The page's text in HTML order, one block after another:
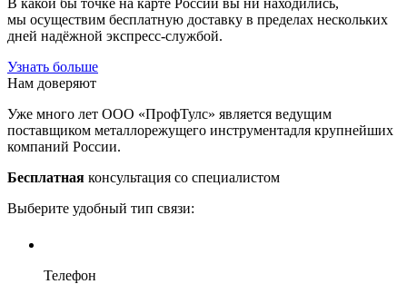
мы осуществим бесплатную доставку в пределах нескольких
дней надёжной экспресс-службой.
Узнать больше
Нам доверяют
Уже много лет ООО «ПрофТулс» является ведущим
поставщиком металлорежущего инструментадля крупнейших
компаний России.
Бесплатная консультация со специалистом
Выберите удобный тип связи:
Телефон